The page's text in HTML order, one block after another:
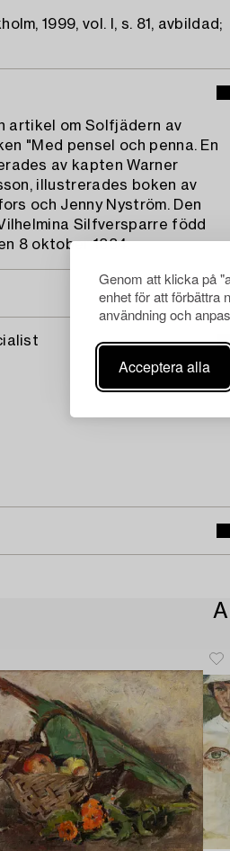
Genom att klicka på
enhet för att förbättra
användning och
Acceptera alla
1999, vol. I, s. 81, avbildad;
artikel om Solfjädern av
"Med pensel och penna. En
av kapten Warner
illustrerades boken av
och Jenny Nyström. Den
Silfversparre född
8 oktober 1884.